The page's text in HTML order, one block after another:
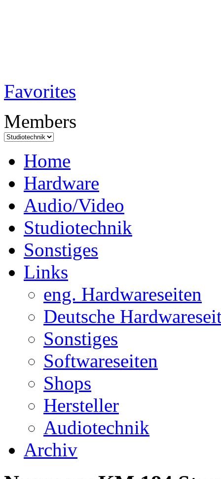
Favorites
Members
Home
Hardware
Audio/Video
Studiotechnik
Sonstiges
Links
eng. Hardwareseiten
Deutsche
Sonstiges
Softwareseiten
Shops
Hersteller
Audiotechnik
Archiv